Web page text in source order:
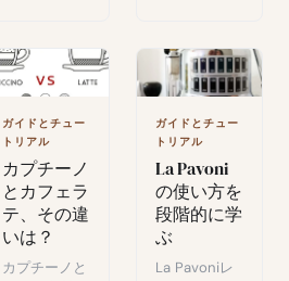
確に計量する
ために設計さ
れたツール。
ピングを困難
にし、抽出に
影響を与え
ガイドとチュー
トリアル
カプチーノ
とカフェラ
テ、その違
いは？
カプチーノと
ガイドとチュー
トリアル
La Pavoni
の使い方を
段階的に学
ぶ
La Pavoniレ